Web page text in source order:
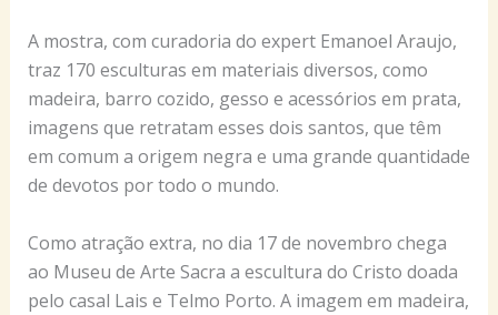
A mostra, com curadoria do expert Emanoel Araujo,
traz 170 esculturas em materiais diversos, como
madeira, barro cozido, gesso e acessórios em prata,
imagens que retratam esses dois santos, que têm
em comum a origem negra e uma grande quantidade
de devotos por todo o mundo.
Como atração extra, no dia 17 de novembro chega
ao Museu de Arte Sacra a escultura do Cristo doada
pelo casal Lais e Telmo Porto. A imagem em madeira,